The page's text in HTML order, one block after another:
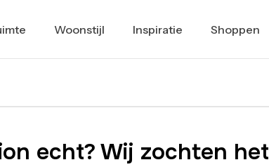
Woonstijl Inspiratie Shoppen
echt? Wij zochten het